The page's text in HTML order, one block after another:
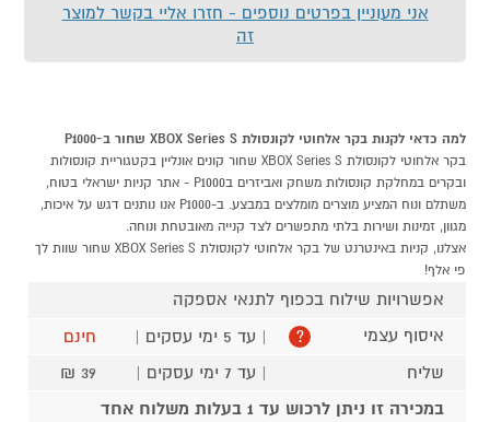
אני מעוניין בפרטים נוספים - חזרו אליי בקשר למוצר
זה
למה כדאי לקנות בקר אלחוטי לקונסולת XBOX Series S שחור ב-P1000
בקר אלחוטי לקונסולת XBOX Series S שחור קונים אונליין בקטגוריית קונסולות
ובקרים במחלקת קונסולות משחק ואביזרים בP1000 - אתר קניות ישראלי בטוח,
משתלם ונוח המציע מוצרים מומלצים במבצע. ב-P1000 אנו נותנים דגש על איכות,
מגוון, זמינות ושירות בלתי מתפשרים לצד קנייה מאובטחת ונוחה.
אצלנו, קניות באינטרנט של בקר אלחוטי לקונסולת XBOX Series S שחור שוות לך
פי אלף!
אפשרויות שילוח בכפוף לתנאי אספקה
איסוף עצמי
? | עד 5 ימי עסקים |
חינם
שליח
| עד 7 ימי עסקים |
39 ₪
במכירה זו ניתן לרכוש עד 1 בעלות משלוח אחד